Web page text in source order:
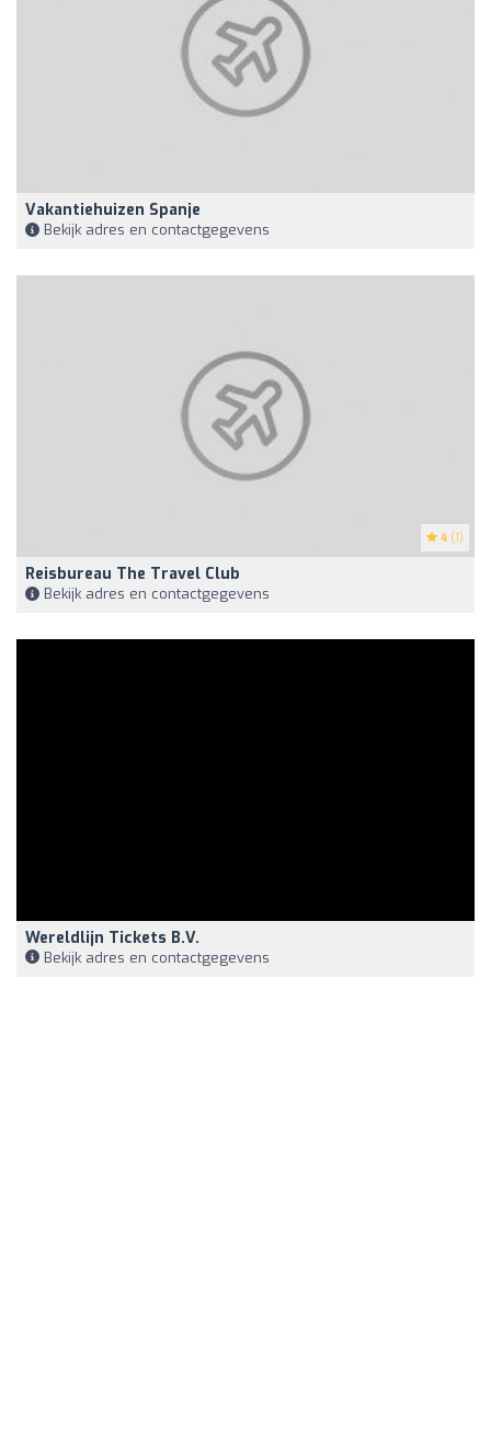
Vakantiehuizen Spanje
Bekijk adres en contactgegevens
4 (1)
Reisbureau The Travel Club
Bekijk adres en contactgegevens
Wereldlijn Tickets B.V.
Bekijk adres en contactgegevens